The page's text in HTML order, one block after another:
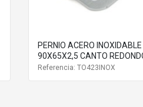
PERNIO ACERO
90X65X2,5 CANTO
REMATE
Referencia: TO423INOX